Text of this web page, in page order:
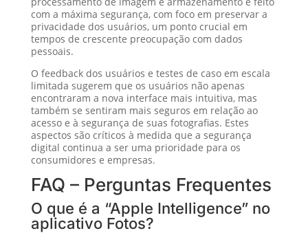
com a máxima segurança, com foco em preservar a
privacidade dos usuários, um ponto crucial em
tempos de crescente preocupação com dados
pessoais.
O feedback dos usuários e testes de caso em escala
limitada sugerem que os usuários não apenas
encontraram a nova interface mais intuitiva, mas
também se sentiram mais seguros em relação ao
acesso e à segurança de suas fotografias. Estes
aspectos são críticos à medida que a segurança
digital continua a ser uma prioridade para os
consumidores e empresas.
FAQ – Perguntas Frequentes
O que é a “Apple Intelligence” no
aplicativo Fotos?